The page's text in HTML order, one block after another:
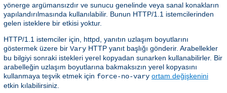
yönerge argümansızdır ve sunucu genelinde veya sanal konakların
yapılandırılmasında kullanılabilir. Bunun HTTP/1.1 istemcilerinden
gelen isteklere bir etkisi yoktur.
HTTP/1.1 istemciler için, httpd, yanıtın uzlaşım boyutlarını
göstermek üzere bir Vary HTTP yanıt başlığı gönderir. Arabellekler
bu bilgiyi sonraki istekleri yerel kopyadan sunarken kullanabilirler. Bir
arabelleğin uzlaşım boyutlarına bakmaksızın yerel kopyasını
kullanmaya teşvik etmek için force-no-vary ortam değişkenini
etkin kılabilirsiniz.